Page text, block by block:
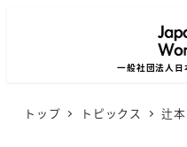
トップ トピックス 辻